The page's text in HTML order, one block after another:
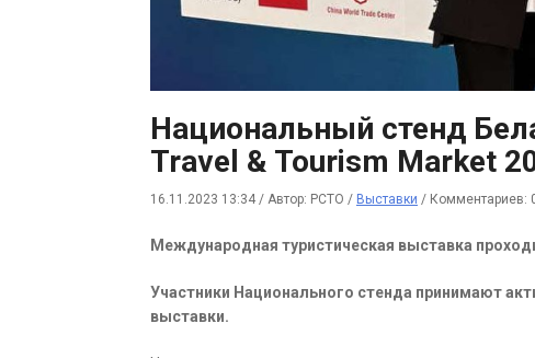
Национальный стенд
Travel & Tourism Market
16.11.2023 13:34 / Автор: РСТО / Выставки / Комментариев:
Международная туристическая выставка
Участники Национального стенда принимают
выставки.